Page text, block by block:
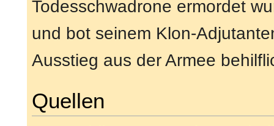
Todesschwadrone ermordet
und bot seinem Klon-
Ausstieg aus der Armee
Quellen